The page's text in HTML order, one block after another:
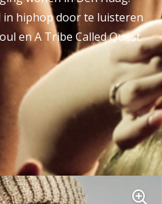
hiphop door te luisteren
en A Tribe Called Quest.